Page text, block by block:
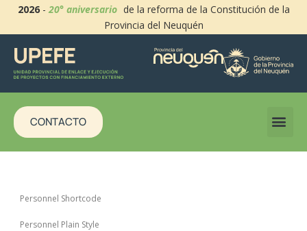
2026-20° aniversario de la reforma de la Constitución de la
Provincia del Neuquén
CONTACTO
Personnel Shortcode
Personnel Plain Style